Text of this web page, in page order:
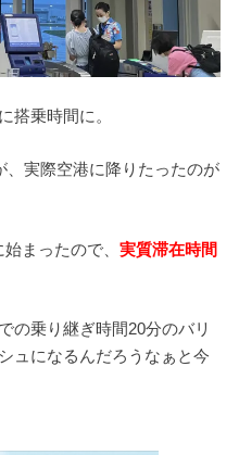
搭乗時間に。
、実際空港に降りたったのが
始まったので、実質滞在時間
の乗り継ぎ時間20分のバリ
ュになるんだろうなぁと今